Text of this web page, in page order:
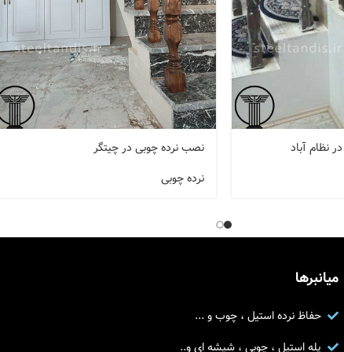
نظام آباد
نصب نرده چوبی در چیتگر
نرده چوبی
میانبرها
حفاظ نرده استیل ، چوب و ...
پله استیل ، چوبی ، شیشه ای و..